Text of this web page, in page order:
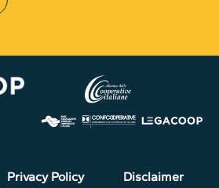
Privacy Policy
Disclaimer